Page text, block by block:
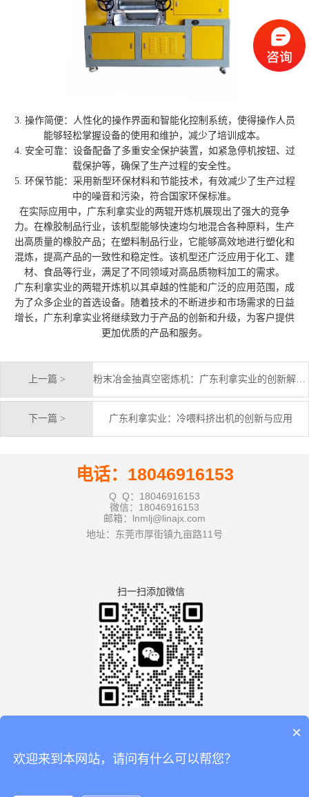
3. 操作简便：人性化的操作界面和智能化控制系统，使得操作人员
能够轻松掌握设备的使用和维护，减少了培训成本。
4. 安全可靠：设备配备了多重安全保护装置，如紧急停机按钮、过
载保护等，确保了生产过程的安全性。
5. 环保节能：采用新型环保材料和节能技术，有效减少了生产过程
中的噪音和污染，符合国家环保标准。
在实际应用中，广东利拿实业的两辊开炼机展现出了强大的竞争
力。在橡胶制品行业，该机型能够快速均匀地混合各种原料，生产
出高质量的橡胶产品；在塑料制品行业，它能够高效地进行塑化和
混炼，提高产品的一致性和稳定性。该机型还广泛应用于化工、建
材、食品等行业，满足了不同领域对高品质物料加工的需求。
广东利拿实业的两辊开炼机以其卓越的性能和广泛的应用范围，成
为了众多企业的首选设备。随着技术的不断进步和市场需求的日益
增长，广东利拿实业将继续致力于产品的创新和升级，为客户提供
更加优质的产品和服务。
上一篇 > 粉末冶金抽真空密炼机：广东利拿实业的创新解决方案
下一篇 > 广东利拿实业：冷喂料挤出机的创新与应用
电话：18046916153
Q Q：18046916153
微信：18046916153
邮箱：lnmlj@linajx.com
地址：东莞市厚街镇九亩路11号
扫一扫添加微信
×
欢迎来到本网站，请问有什么可以帮您？